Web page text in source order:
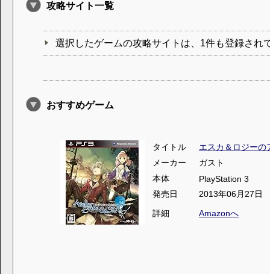
攻略サイト一覧
選択したゲームの攻略サイトは、1件も登録され
おすすめゲーム
タイトル
エスカ＆ロジーの
メーカー
ガスト
本体
PlayStation 3
発売日
2013年06月27日
詳細
Amazonへ